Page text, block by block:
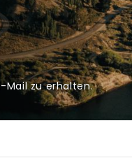
Mail zu erhalten.